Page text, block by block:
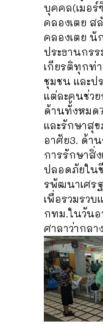
บุคคล(เมอ
คลองเตย ส
คลองเตย นั
ประธานกร
เกียรติทุกท่
ชุมชน และป
แต่ละคนช่ว
ด้านทั้งหมด
และรักษาสุ
อาศัย3. ด้า
การรักษาสิ่
ปลอดภัยใน
รพัฒนาเศร
เพื่อรวมรวบ
กทม.ในวันอ
ศาลาว่ากล